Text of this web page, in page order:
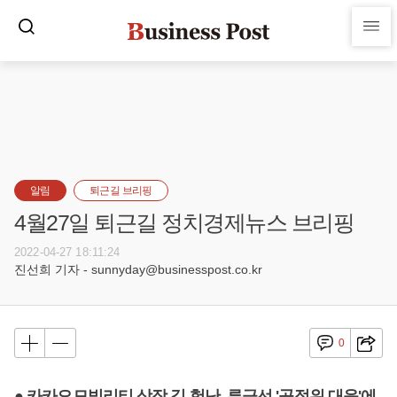
알림 퇴근길 브리핑
4월27일 퇴근길 정치경제뉴스 브리핑
2022-04-27 18:11:24
진선희 기자 - sunnyday@businesspost.co.kr
0